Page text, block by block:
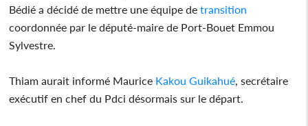
Bédié a décidé de mettre une équipe detransition
coordonnée par le député-maire de Port-Bouet Emmou
Sylvestre.
Thiam aurait informé Maurice Kakou Guikahué , secrétaire
exécutif en chef du Pdci désormais sur le départ.